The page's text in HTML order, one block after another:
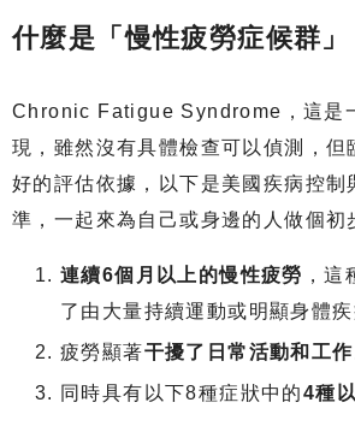
什麼是「慢性疲勞症候群」
Chronic Fatigue Syndrome，這是
現，雖然沒有具體檢查可以偵測，但
好的評估依據，以下是美國疾病控制
準，一起來為自己或身邊的人做個初
連續6個月以上的慢性疲勞 ，
了由大量持續運動或明顯身體疾
疲勞顯著干擾了日常活動和工作
同時具有以下8種症狀中的4種